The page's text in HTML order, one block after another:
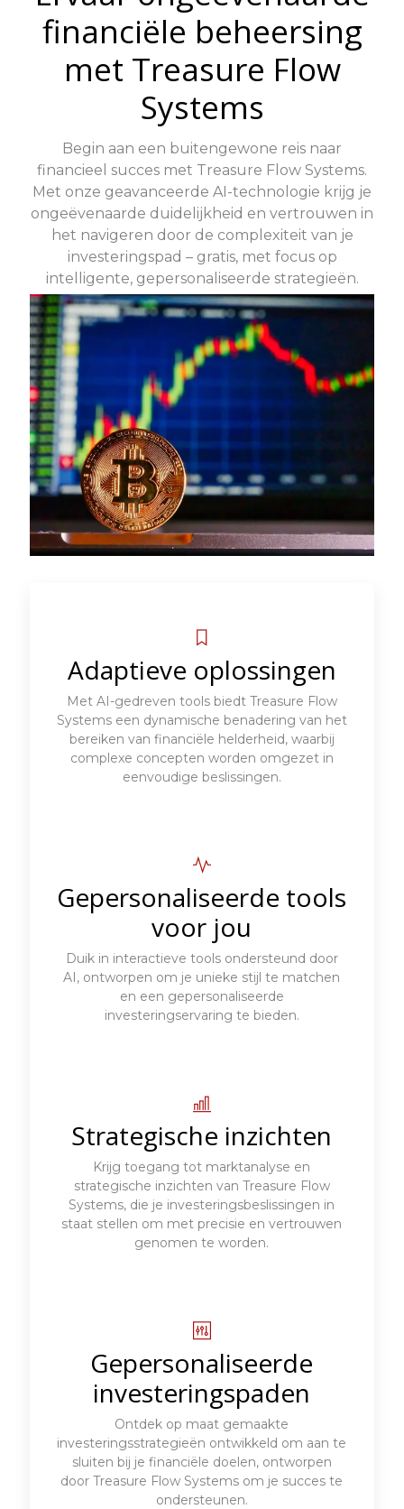
financiële beheersing
met Treasure Flow
Systems
Begin aan een buitengewone reis naar
financieel succes met Treasure Flow Systems.
Met onze geavanceerde AI-technologie krijg je
ongeëvenaarde duidelijkheid en vertrouwen in
het navigeren door de complexiteit van je
investeringspad – gratis, met focus op
intelligente, gepersonaliseerde strategieën.
Adaptieve oplossingen
Met AI-gedreven tools biedt Treasure Flow
Systems een dynamische benadering van het
bereiken van financiële helderheid, waarbij
complexe concepten worden omgezet in
eenvoudige beslissingen.
Gepersonaliseerde tools
voor jou
Duik in interactieve tools ondersteund door
AI, ontworpen om je unieke stijl te matchen
en een gepersonaliseerde
investeringservaring te bieden.
Strategische inzichten
Krijg toegang tot marktanalyse en
strategische inzichten van Treasure Flow
Systems, die je investeringsbeslissingen in
staat stellen om met precisie en vertrouwen
genomen te worden.
Gepersonaliseerde
investeringspaden
Ontdek op maat gemaakte
investeringsstrategieën ontwikkeld om aan te
sluiten bij je financiële doelen, ontworpen
door Treasure Flow Systems om je succes te
ondersteunen.